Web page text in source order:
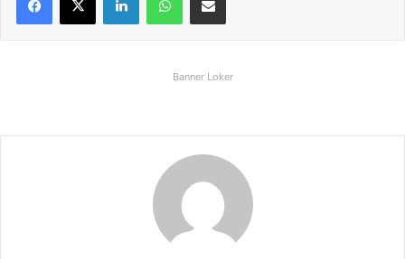
Banner Loker